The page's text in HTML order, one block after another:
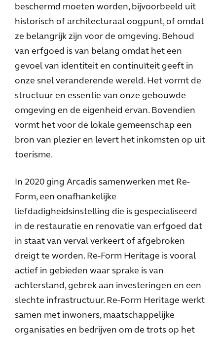
beschermd moeten worden, bijvoorbeeld uit
historisch of architecturaal oogpunt, of omdat
ze belangrijk zijn voor de omgeving. Behoud
van erfgoed is van belang omdat het een
gevoel van identiteit en continuïteit geeft in
onze snel veranderende wereld. Het vormt de
structuur en essentie van onze gebouwde
omgeving en de eigenheid ervan. Bovendien
vormt het voor de lokale gemeenschap een
bron van plezier en levert het inkomsten op uit
toerisme.
In 2020 ging Arcadis samenwerken met Re-
Form, een onafhankelijke
liefdadigheidsinstelling die is gespecialiseerd
in de restauratie en renovatie van erfgoed dat
in staat van verval verkeert of afgebroken
dreigt te worden. Re-Form Heritage is vooral
actief in gebieden waar sprake is van
achterstand, gebrek aan investeringen en een
slechte infrastructuur. Re-Form Heritage werkt
samen met inwoners, maatschappelijke
organisaties en bedrijven om de trots op het